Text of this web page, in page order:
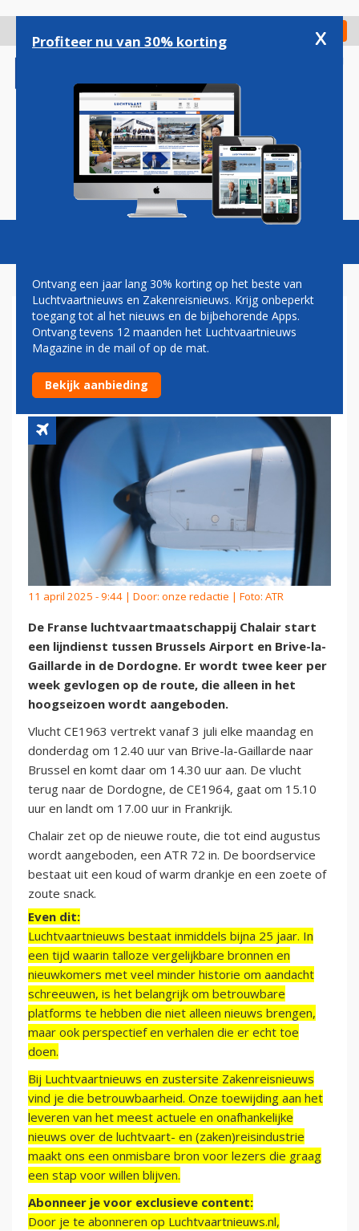
gaan
Check in
Magazine Podcasts Vacatures
CHALAIR VERBINDT
BRUSSELS AIRPORT IN DE
ZOMER MET DE DORDOGNE
11 april 2025 - 9:44 | Door: onze redactie | Foto: ATR
De Franse luchtvaartmaatschappij Chalair start
een lijndienst tussen Brussels Airport en Brive-la-
Gaillarde in de Dordogne. Er wordt twee keer per
week gevlogen op de route, die alleen in het
hoogseizoen wordt aangeboden.
Vlucht CE1963 vertrekt vanaf 3 juli elke maandag en
donderdag om 12.40 uur van Brive-la-Gaillarde naar
Brussel en komt daar om 14.30 uur aan. De vlucht
terug naar de Dordogne, de CE1964, gaat om 15.10
uur en landt om 17.00 uur in Frankrijk.
Chalair zet op de nieuwe route, die tot eind augustus
wordt aangeboden, een ATR 72 in. De boordservice
bestaat uit een koud of warm drankje en een zoete of
zoute snack.
Even dit:
Luchtvaartnieuws bestaat inmiddels bijna 25 jaar. In
een tijd waarin talloze vergelijkbare bronnen en
nieuwkomers met veel minder historie om aandacht
schreeuwen, is het belangrijk om betrouwbare
platforms te hebben die niet alleen nieuws brengen,
maar ook perspectief en verhalen die er echt toe
doen.
Bij Luchtvaartnieuws en zustersite Zakenreisnieuws
vind je die betrouwbaarheid. Onze toewijding aan het
leveren van het meest actuele en onafhankelijke
nieuws over de luchtvaart- en (zaken)reisindustrie
maakt ons een onmisbare bron voor lezers die graag
een stap voor willen blijven.
Abonneer je voor exclusieve content:
Door je te abonneren op Luchtvaartnieuws.nl,
Profiteer nu van 30% korting x
Ontvang een jaar lang 30% korting op het beste van
Luchtvaartnieuws en Zakenreisnieuws. Krijg onbeperkt
toegang tot al het nieuws en de bijbehorende Apps.
Ontvang tevens 12 maanden het Luchtvaartnieuws
Magazine in de mail of op de mat.
Bekijk aanbieding